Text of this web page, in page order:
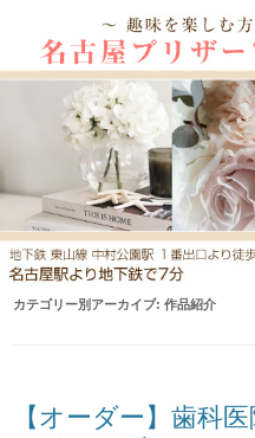
カテゴリー別アーカイブ:作品紹介
【オーダー】歯科